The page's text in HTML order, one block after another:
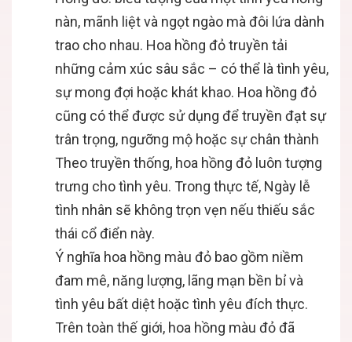
nàn, mãnh liệt và ngọt ngào mà đôi lứa dành
trao cho nhau. Hoa hồng đỏ truyền tải
những cảm xúc sâu sắc – có thể là tình yêu,
sự mong đợi hoặc khát khao. Hoa hồng đỏ
cũng có thể được sử dụng để truyền đạt sự
trân trọng, ngưỡng mộ hoặc sự chân thành
Theo truyền thống, hoa hồng đỏ luôn tượng
trưng cho tình yêu. Trong thực tế, Ngày lễ
tình nhân sẽ không trọn vẹn nếu thiếu sắc
thái cổ điển này.
Ý nghĩa hoa hồng màu đỏ bao gồm niềm
đam mê, năng lượng, lãng mạn bền bỉ và
tình yêu bất diệt hoặc tình yêu đích thực.
Trên toàn thế giới, hoa hồng màu đỏ đã